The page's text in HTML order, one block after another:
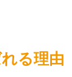
る理由